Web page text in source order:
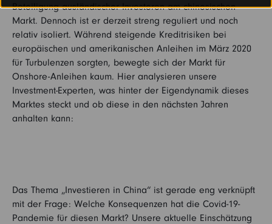
Beteiligung ausländischer Investoren am chinesischen
Markt. Dennoch ist er derzeit streng reguliert und noch
relativ isoliert. Während steigende Kreditrisiken bei
europäischen und amerikanischen Anleihen im März 2020
für Turbulenzen sorgten, bewegte sich der Markt für
Onshore-Anleihen kaum. Hier analysieren unsere
Investment-Experten, was hinter der Eigendynamik dieses
Marktes steckt und ob diese in den nächsten Jahren
anhalten kann:
Das Thema „Investieren in China“ ist gerade eng verknüpft
mit der Frage: Welche Konsequenzen hat die Covid-19-
Pandemie für diesen Markt? Unsere aktuelle Einschätzung